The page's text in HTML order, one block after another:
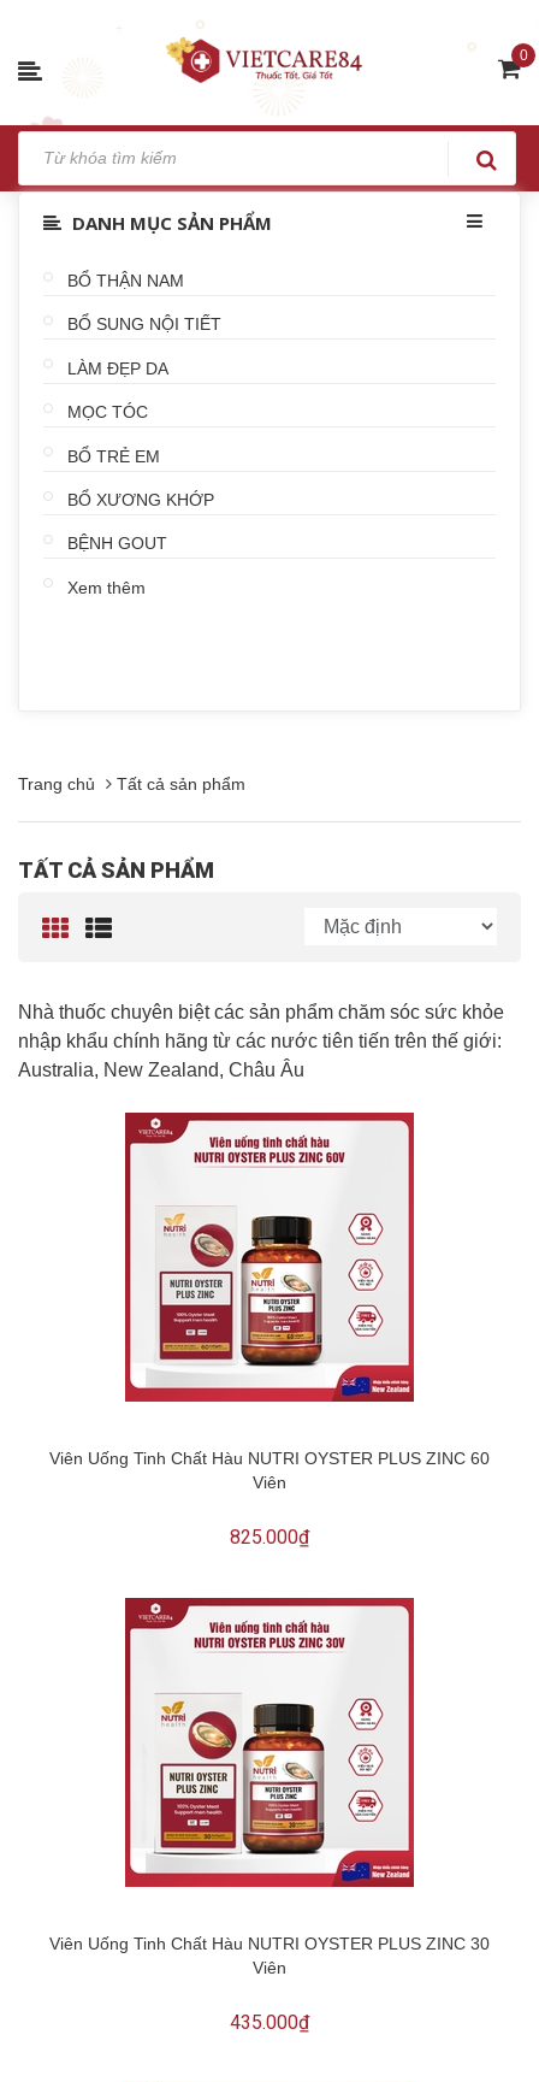
0
DANH MỤC SẢN PHẨM
BỔ THẬN NAM
BỔ SUNG NỘI TIẾT
LÀM ĐẸP DA
MỌC TÓC
BỔ TRẺ EM
BỔ XƯƠNG KHỚP
BỆNH GOUT
Xem thêm
Trang chủ Tất cả sản phẩm
TẤT CẢ SẢN PHẨM
Nhà thuốc chuyên biệt các sản phẩm chăm sóc sức khỏe
nhập khẩu chính hãng từ các nước tiên tiến trên thế giới:
Australia, New Zealand, Châu Âu
Viên Uống Tinh Chất Hàu NUTRI OYSTER PLUS ZINC 60
Viên
825.000₫
Viên Uống Tinh Chất Hàu NUTRI OYSTER PLUS ZINC 30
Viên
435.000₫